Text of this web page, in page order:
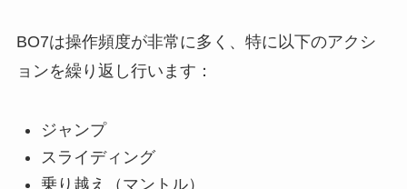
BO7は操作頻度が非常に多く、特に以下のアクシ
ョンを繰り返し行います：
ジャンプ
スライディング
乗り越え（マントル）